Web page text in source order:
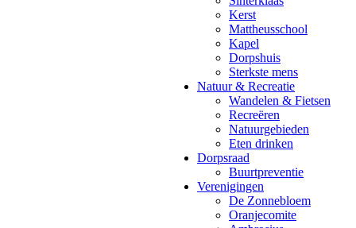
Kerst
Mattheusschool
Kapel
Dorpshuis
Sterkste mens
Natuur & Recreatie
Wandelen & Fietsen
Recreëren
Natuurgebieden
Eten drinken
Dorpsraad
Buurtpreventie
Verenigingen
De Zonnebloem
Oranjecomite